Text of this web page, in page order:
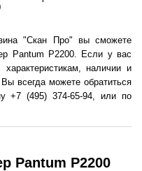
"Скан Про" вы сможете
Pantum P2200. Если у вас
наличии и
всегда можете обратиться
+7 (495) 374-65-94, или по
Pantum P2200